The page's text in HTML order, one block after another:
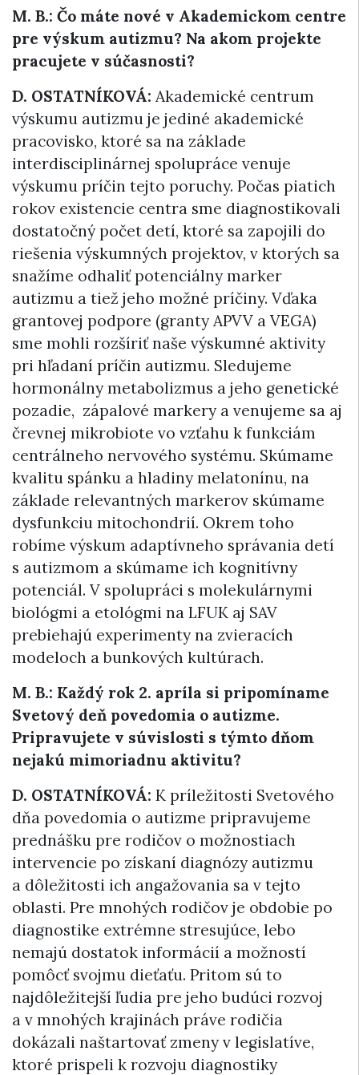
M. B.: Čo máte nové v Akademickom centre
pre výskum autizmu? Na akom projekte
pracujete v súčasnosti?
D. OSTATNÍKOVÁ: Akademické centrum
výskumu autizmu je jediné akademické
pracovisko, ktoré sa na základe
interdisciplinárnej spolupráce venuje
výskumu príčin tejto poruchy. Počas piatich
rokov existencie centra sme diagnostikovali
dostatočný počet detí, ktoré sa zapojili do
riešenia výskumných projektov, v ktorých sa
snažíme odhaliť potenciálny marker
autizmu a tiež jeho možné príčiny. Vďaka
grantovej podpore (granty APVV a VEGA)
sme mohli rozšíriť naše výskumné aktivity
pri hľadaní príčin autizmu. Sledujeme
hormonálny metabolizmus a jeho genetické
pozadie, zápalové markery a venujeme sa aj
črevnej mikrobiote vo vzťahu k funkciám
centrálneho nervového systému. Skúmame
kvalitu spánku a hladiny melatonínu, na
základe relevantných markerov skúmame
dysfunkciu mitochondrií. Okrem toho
robíme výskum adaptívneho správania detí
s autizmom a skúmame ich kognitívny
potenciál. V spolupráci s molekulárnymi
biológmi a etológmi na LFUK aj SAV
prebiehajú experimenty na zvieracích
modeloch a bunkových kultúrach.
M. B.: Každý rok 2. apríla si pripomíname
Svetový deň povedomia o autizme.
Pripravujete v súvislosti s týmto dňom
nejakú mimoriadnu aktivitu?
D. OSTATNÍKOVÁ: K príležitosti Svetového
dňa povedomia o autizme pripravujeme
prednášku pre rodičov o možnostiach
intervencie po získaní diagnózy autizmu
a dôležitosti ich angažovania sa v tejto
oblasti. Pre mnohých rodičov je obdobie po
diagnostike extrémne stresujúce, lebo
nemajú dostatok informácií a možností
pomôcť svojmu dieťaťu. Pritom sú to
najdôležitejší ľudia pre jeho budúci rozvoj
a v mnohých krajinách práve rodičia
dokázali naštartovať zmeny v legislatíve,
ktoré prispeli k rozvoju diagnostiky